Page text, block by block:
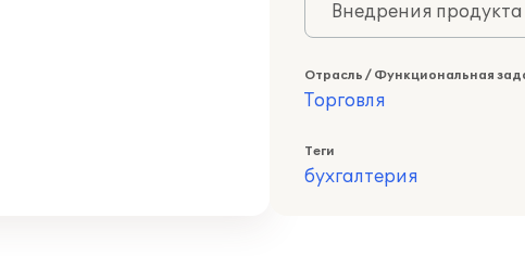
Внедрения
Отрасль / Функциональная
Торговля
Теги
бухгалтерия